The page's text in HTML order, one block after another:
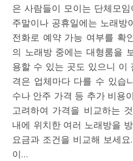
은 사람들이 모이는 단체모
주말이나 공휴일에는 노래방
전화로 예약 가능 여부를 확
의 노래방 중에는 대형룸을
용할 수 있는 곳도 있으니 이
격은 업체마다 다를 수 있습
수나 안주 가격 등 추가 비용
고려하여 가격을 비교하는
내에 위치한 여러 노래방을
요금과 조건을 비교해 보세
이…